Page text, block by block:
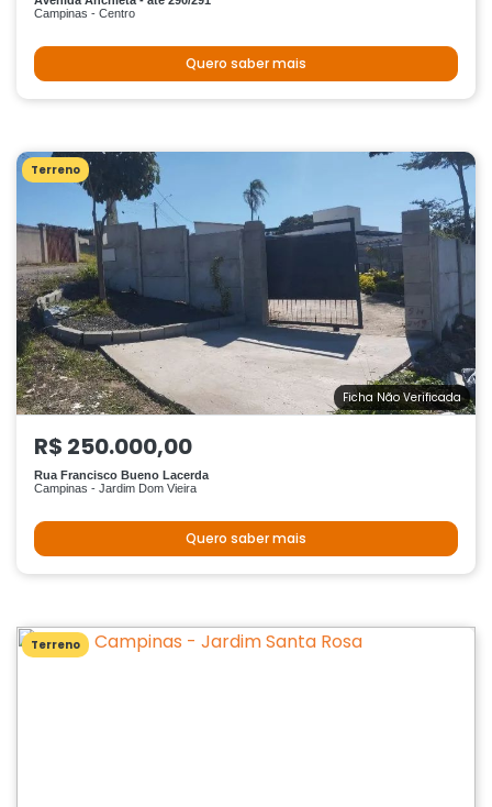
Campinas - Centro
Quero saber mais
Terreno
Ficha Não Verificada
R$ 250.000,00
Rua Francisco Bueno Lacerda
Campinas - Jardim Dom Vieira
Quero saber mais
Terreno